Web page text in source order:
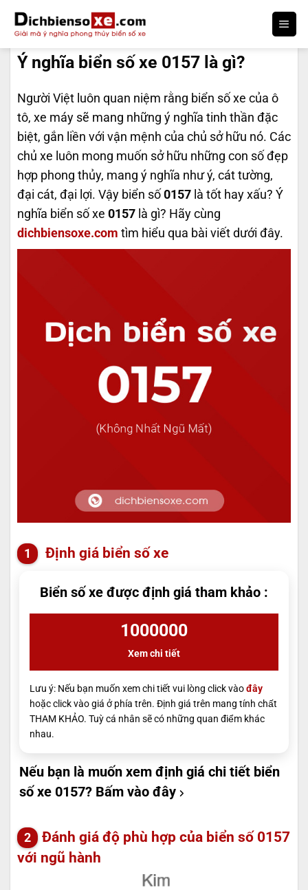
qua
nội
dungÝ nghĩa biển số xe 0157 là gì?
Người Việt luôn quan niệm rằng biển số xe của ô
tô, xe máy sẽ mang những ý nghĩa tinh thần đặc
biệt, gắn liền với vận mệnh của chủ sở hữu nó. Các
chủ xe luôn mong muốn sở hữu những con số đẹp
hợp phong thủy, mang ý nghĩa như ý, cát tường,
đại cát, đại lợi. Vậy biển số 0157 là tốt hay xấu? Ý
nghĩa biển số xe 0157 là gì? Hãy cùng
dichbiensoxe.com tìm hiểu qua bài viết dưới đây.
Định giá biển số xe
Biển số xe được định giá tham khảo :
1000000
Xem chi tiết
Lưu ý: Nếu bạn muốn xem chi tiết vui lòng click vàođây
hoặc click vào giá ở phía trên. Định giá trên mang tính chất
THAM KHẢO. Tuỳ cá nhân sẽ có những quan điểm khác
nhau.
Nếu bạn là muốn xem định giá chi tiết biển
số xe 0157? Bấm vào đây
Đánh giá độ phù hợp của biển số 0157
với ngũ hành